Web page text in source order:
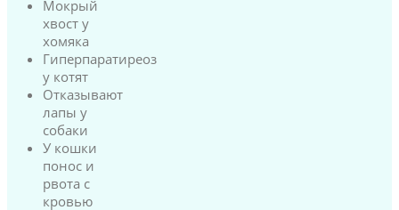
Мокрый
хвост у
хомяка
Гиперпаратиреоз
у котят
Отказывают
лапы у
собаки
У кошки
понос и
рвота с
кровью